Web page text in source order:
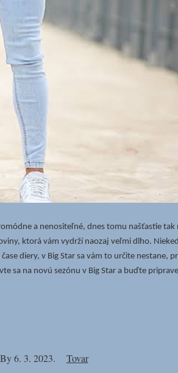
a nenositeľné, dnes tomu našťastie
ktorá vám vydrží naozaj veľmi dlho.
diery, v Big Star sa vám to určite nestane,
sa na novú sezónu v Big Star a buďte
By6. 3. 2023. Tovar